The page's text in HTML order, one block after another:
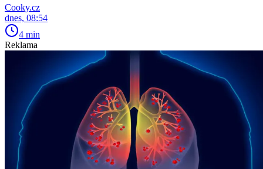
Cooky.cz
dnes, 08:54
4 min
Reklama